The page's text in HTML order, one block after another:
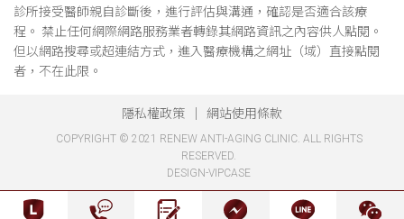
診所接受醫師親自診斷後，進行評估與溝通，確認是否適合該療
程。 禁止任何網際網路服務業者轉錄其網路資訊之內容供人點閱。
但以網路搜尋或超連結方式，進入醫療機構之網址（域）直接點閱
者，不在此限。
隱私權政策 網站使用條款
COPYRIGHT © 2021 RENEW ANTI-AGING CLINIC. ALL RIGHTS
RESERVED.
DESIGN-VIPCASE